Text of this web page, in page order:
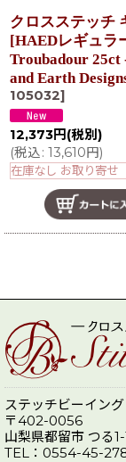
クロスステッチ
[HAEDレギュラ
Troubadour 25ct
and Earth
105032]
12,373円 (税別)
(税込: 13,610円)
在庫なし お取り寄せ
ステッチビーイング
〒402-0056
山梨県都留市 つる
TEL：0554-45-